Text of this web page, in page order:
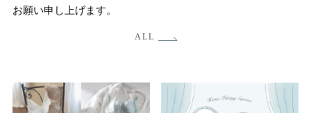
お願い申し上げます。
ALL